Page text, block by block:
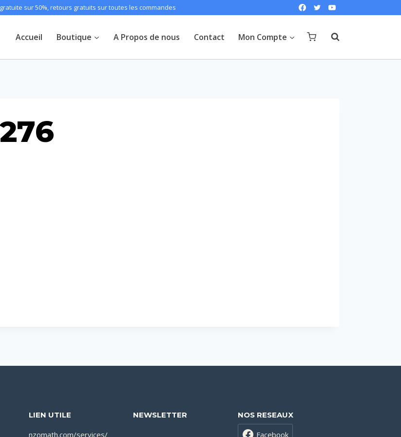
sur 50%, retours gratuits sur toutes les commandes
Accueil Boutique A Propos de nous Contact Mon Compte
LIEN UTILE
nzomath.com/services/
NEWSLETTER NOS RESEAUX
Facebook